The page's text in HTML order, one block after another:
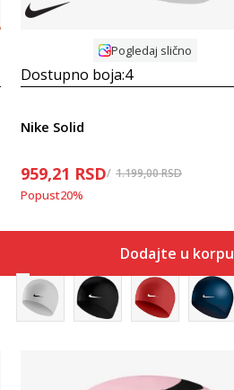
Pogledaj slično
Dostupno boja:4
Nike Solid
959,21 RSD 1.199,00RSD
Popust20%
Dodajte u korpu